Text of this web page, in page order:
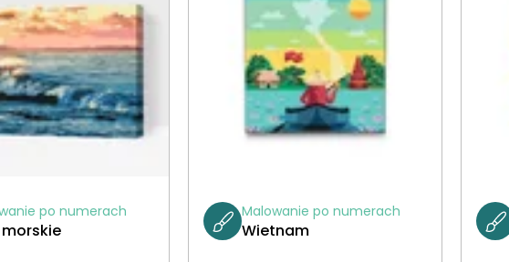
po numerach
morskie
Malowanie po numerach
Wietnam